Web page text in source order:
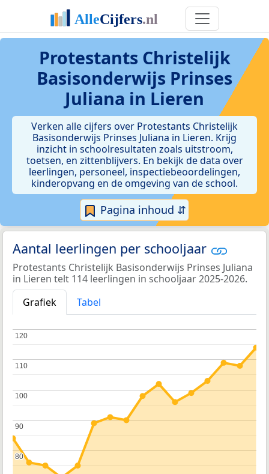
Protestants Christelijk
Basisonderwijs Prinses
Juliana in Lieren
Verken alle cijfers over Protestants Christelijk
Basisonderwijs Prinses Juliana in Lieren. Krijg
inzicht in schoolresultaten zoals uitstroom,
toetsen, en zittenblijvers. En bekijk de data over
leerlingen, personeel, inspectiebeoordelingen,
kinderopvang en de omgeving van de school.
Pagina inhoud ⇵
Aantal leerlingen per schooljaar
Protestants Christelijk Basisonderwijs Prinses Juliana
in Lieren telt 114 leerlingen in schooljaar 2025-2026.
Grafiek
Tabel
80
80
90
90
100
100
110
110
120
120